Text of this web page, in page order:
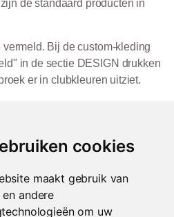
cookies
maakt gebruik van
andere
om uw
de standaard producten in
Bij de custom-kleding
in de sectie DESIGN drukken
er in clubkleuren uitziet.
de tekst 'Custom Teamwear'
in eigen design van
er rekening mee dat de
niet
geretourneerd of geruild
is, wordt deze in productie